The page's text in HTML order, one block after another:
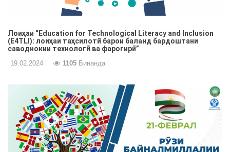
Лоиҳаи “Education for Technological Literacy and Inclusion
(Е4TLI): лоиҳаи таҳсилотӣ барои баланд бардоштани
саводнокии технологӣ ва фарогирӣ”
19.02.2024 1105 Бинанда